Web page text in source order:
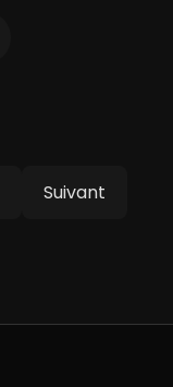
Suivant